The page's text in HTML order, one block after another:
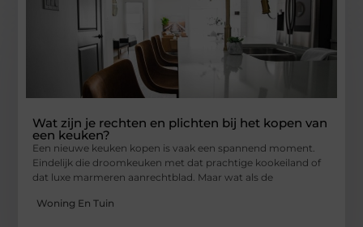
Wat zijn je rechten en plichten bij het kopen van
een keuken?
Een nieuwe keuken kopen is vaak een spannend moment.
Eindelijk die droomkeuken met dat prachtige kookeiland of
dat luxe marmeren aanrechtblad. Maar wat als de
Woning En Tuin